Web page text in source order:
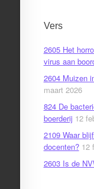
Vers
2605 Het
virus aan
2604 Muizen
maart 2026
824 De
boerderij 12
2109 Waar
docenten? 12
2603 Is de